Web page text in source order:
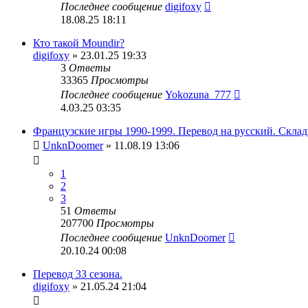
Последнее сообщение digifoxy
18.08.25 18:11
Кто такой Moundir?
digifoxy » 23.01.25 19:33
3 Ответы
33365 Просмотры
Последнее сообщение Yokozuna_777
4.03.25 03:35
Французские игры 1990-1999. Перевод на русский.
UnknDoomer» 11.08.19 13:06
1
2
3
51 Ответы
207700 Просмотры
Последнее сообщение UnknDoomer
20.10.24 00:08
Перевод 33 сезона.
digifoxy » 21.05.24 21:04